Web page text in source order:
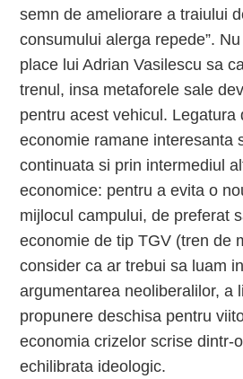
semn de ameliorare a traiului
consumului alerga repede”.
place lui Adrian Vasilescu sa
trenul, insa metaforele sale
pentru acest vehicul. Legatura
economie ramane interesanta
continuata si prin intermediul
economice: pentru a evita o
mijlocul campului, de preferat
economie de tip TGV (tren de
consider ca ar trebui sa luam
argumentarea neoliberalilor, a
propunere deschisa pentru
economia crizelor scrise dintr-
echilibrata ideologic.